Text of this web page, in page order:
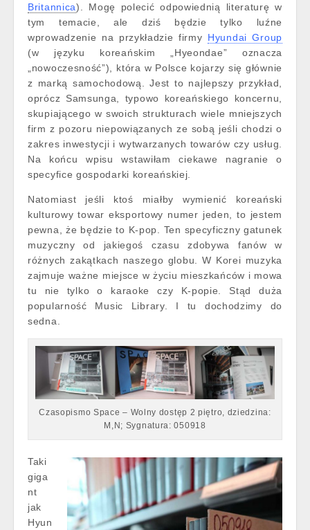
Britannica). Mogę polecić odpowiednią literaturę w
tym temacie, ale dziś będzie tylko luźne
wprowadzenie na przykładzie firmy Hyundai Group
(w języku koreańskim „Hyeondae” oznacza
„nowoczesność”), która w Polsce kojarzy się głównie
z marką samochodową. Jest to najlepszy przykład,
oprócz Samsunga, typowo koreańskiego koncernu,
skupiającego w swoich strukturach wiele mniejszych
firm z pozoru niepowiązanych ze sobą jeśli chodzi o
zakres inwestycji i wytwarzanych towarów czy usług.
Na końcu wpisu wstawiłam ciekawe nagranie o
specyfice gospodarki koreańskiej.
Natomiast jeśli ktoś miałby wymienić koreański
kulturowy towar eksportowy numer jeden, to jestem
pewna, że będzie to K-pop. Ten specyficzny gatunek
muzyczny od jakiegoś czasu zdobywa fanów w
różnych zakątkach naszego globu. W Korei muzyka
zajmuje ważne miejsce w życiu mieszkańców i mowa
tu nie tylko o karaoke czy K-popie. Stąd duża
popularność Music Library. I tu dochodzimy do
sedna.
Czasopismo Space – Wolny dostęp 2 piętro, dziedzina:
M,N; Sygnatura: 050918
Taki
giga
nt
jak
Hyun